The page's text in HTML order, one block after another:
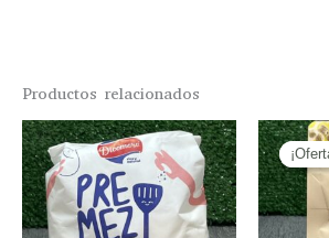
Productos relacionados
This
product
has
multiple